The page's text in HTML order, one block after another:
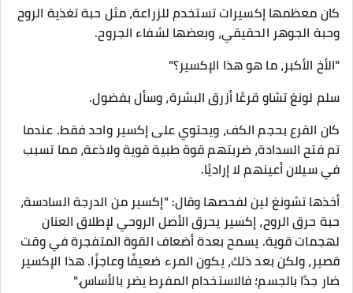
كان معظمها إكسيرات تستخدم للزراعة، مثل حبة تغذية الروح
وحبة الجوهر الحقيقي، وبعضها لشفاء الجروح.
"الأخ الأكبر، ما هو هذا الإكسير؟"
سلم لونغ تشاو قرعًا أزرق البشرة، وسأل بفضول.
كان القرع بحجم الكف، ويحتوي على إكسير واحد فقط. عندما
تم فتح السدادة، ضربتهم قوة طبية قوية ولاذعة، مما تسبب
في سيلان أعينهم لا إراديًا.
أخذها تشونغ لين لفحصها وقال: "إكسير من الدرجة السادسة،
حبة حرق الروح، إكسير يحرق الأصل الروحي لإطلاق العنان
لهجمات قوية. يسمح بعدة أضعاف القوة المتفجرة في وقت
قصير، ولكن بعد ذلك، يكون المرء ضعيفًا وعاجزًا. هذا الإكسير
ضار جدًا بالجسم؛ فالاستخدام المفرط يضر بالأساس."